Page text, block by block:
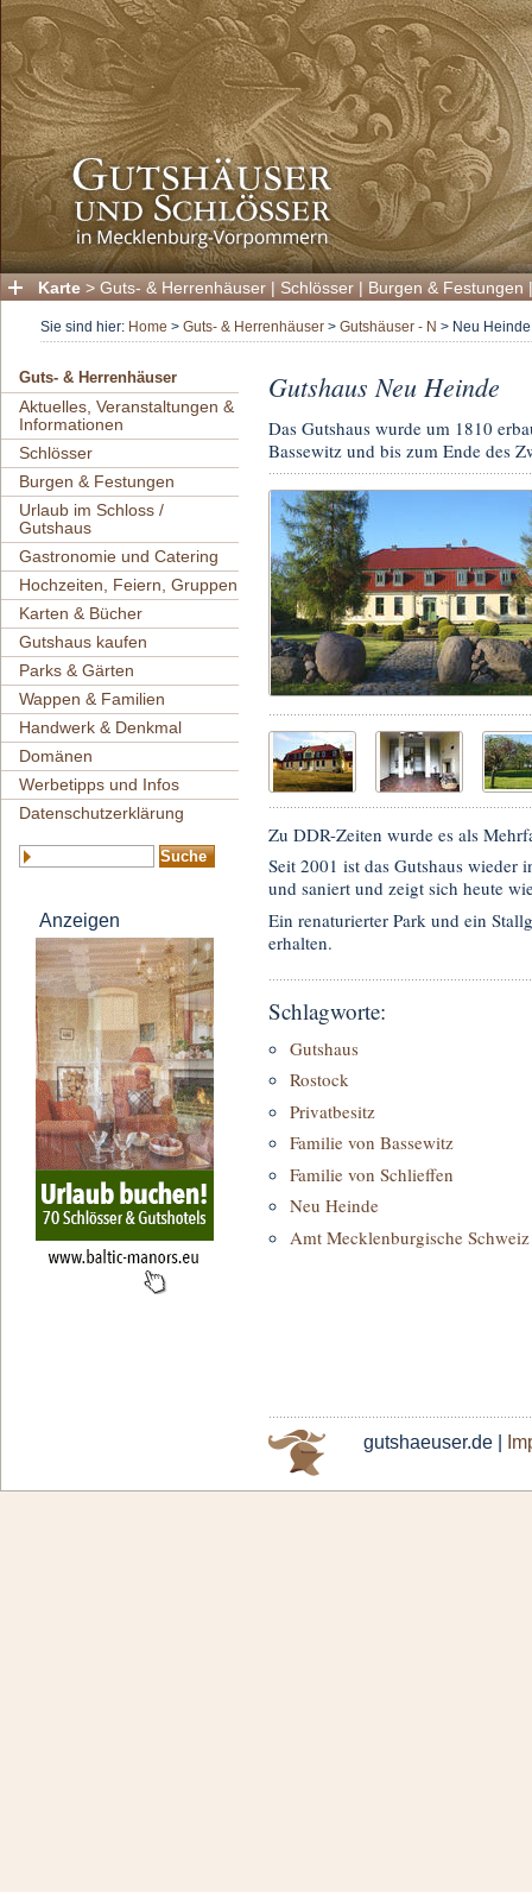
Karte > Guts- & Herrenhäuser | Schlösser | Burgen & Festungen
Sie sind hier: Home > Guts- & Herrenhäuser > Gutshäuser - N > Neu Heinde
Guts- & Herrenhäuser
Aktuelles, Veranstaltungen &
Informationen
Schlösser
Burgen & Festungen
Urlaub im Schloss /
Gutshaus
Gastronomie und Catering
Hochzeiten, Feiern, Gruppen
Karten & Bücher
Gutshaus kaufen
Parks & Gärten
Wappen & Familien
Handwerk & Denkmal
Domänen
Werbetipps und Infos
Datenschutzerklärung
Anzeigen
Gutshaus Neu Heinde
Das Gutshaus wurde um 1810
Bassewitz und bis zum Ende des
Zu DDR-Zeiten wurde es als
Seit 2001 ist das Gutshaus wieder
und saniert und zeigt sich heute
Ein renaturierter Park und ein
erhalten.
Schlagworte:
Gutshaus
Rostock
Privatbesitz
Familie von Bassewitz
Familie von Schlieffen
Neu Heinde
Amt Mecklenburgische Schweiz
gutshaeuser.de |